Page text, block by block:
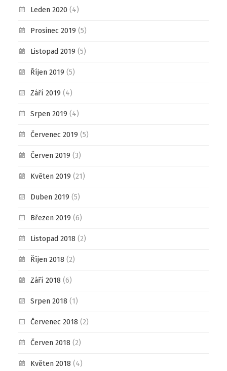
Leden 2020 (4)
Prosinec 2019 (5)
Listopad 2019 (5)
Říjen 2019 (5)
Září 2019 (4)
Srpen 2019 (4)
Červenec 2019 (5)
Červen 2019 (3)
Květen 2019 (21)
Duben 2019 (5)
Březen 2019 (6)
Listopad 2018 (2)
Říjen 2018 (2)
Září 2018 (6)
Srpen 2018 (1)
Červenec 2018 (2)
Červen 2018 (2)
Květen 2018 (4)